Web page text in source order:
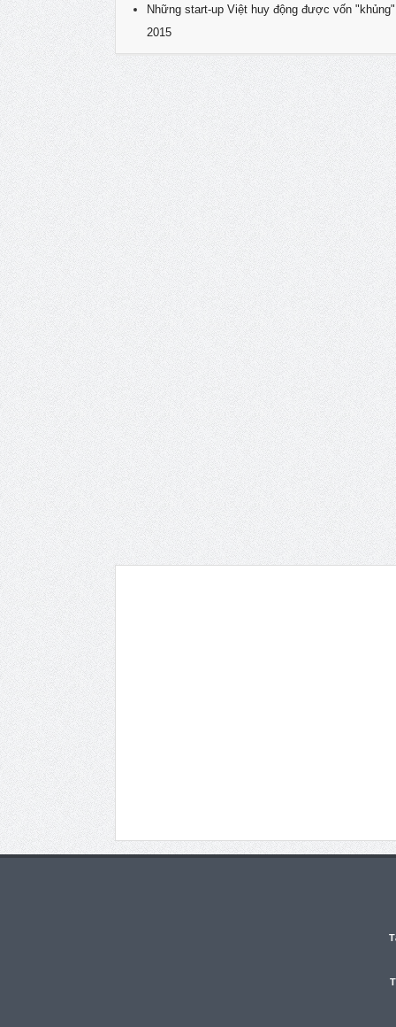
Những start-up Việt huy động được vốn
2015